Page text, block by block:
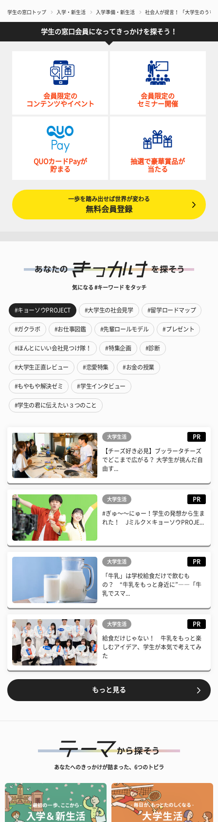
学生の窓口トップ 入学・新生活 入学準備・新生活 社会人が提言！ 「大学生のうち
学生の窓口会員になってきっかけを探そう！
会員限定の
コンテンツやイベント
会員限定の
セミナー開催
QUOカードPayが
貯まる
抽選で豪華賞品が
当たる
一歩を踏み出せば世界が変わる
無料会員登録
気になる #キーワード をタッチ
#キョーソウPROJECT #大学生の社会見学 #留学ロードマップ
#ガクラボ #お仕事図鑑 #先輩ロールモデル #プレゼント
#ほんとにいい会社見つけ隊！ #特集企画 #診断
#大学生正直レビュー #恋愛特集 #お金の授業
#もやもや解決ゼミ #学生インタビュー
#学生の君に伝えたい３つのこと
大学生活 PR
【チーズ好き必見】ブッラータチーズ
でどこまで広がる？ 大学生が挑んだ自
由す...
大学生活 PR
#ぎゅ〜〜にゅー！学生の発想から生ま
れた！ Jミルク×キョーソウPROJE...
大学生活 PR
「牛乳」は学校給食だけで飲むも
の？ “牛乳をもっと身近に”――「牛
乳でスマ...
大学生活 PR
給食だけじゃない！ 牛乳をもっと楽
しむアイデア、学生が本気で考えてみ
た
もっと見る
あなたへのきっかけが詰まった、6つのトビラ